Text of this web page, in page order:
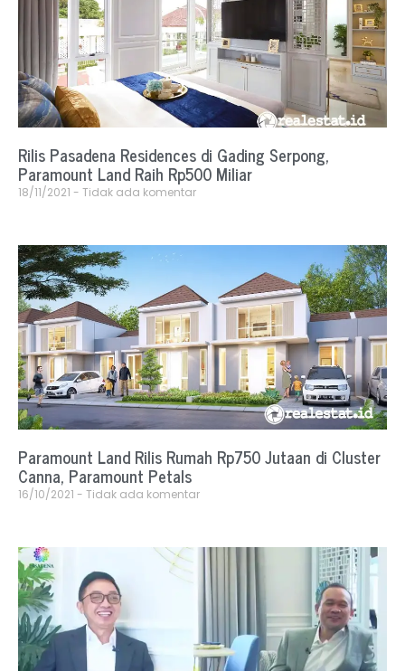
Rilis Pasadena Residences di Gading Serpong,
Paramount Land Raih Rp500 Miliar
18/11/2021 Tidak ada komentar
Paramount Land Rilis Rumah Rp750 Jutaan di Cluster
Canna, Paramount Petals
16/10/2021 Tidak ada komentar